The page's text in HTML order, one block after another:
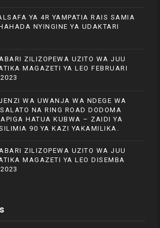
YA 4R YAMPATIA RAIS SAMIA
NYINGINE YA UDAKTARI
ZILIZOPEWA UZITO WA JUU
MAGAZETI YA LEO FEBRUARI
WA UWANJA WA NDEGE WA
NA RING ROAD DODOMA
HATUA KUBWA – ZAIDI YA
90 YA KAZI YAKAMILIKA.
ZILIZOPEWA UZITO WA JUU
MAGAZETI YA LEO DISEMBA